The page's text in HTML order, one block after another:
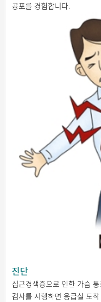
공포를 경험합니다.
진단
심근경색증으로 인한 가슴
검사를 시행하면 응급실 도